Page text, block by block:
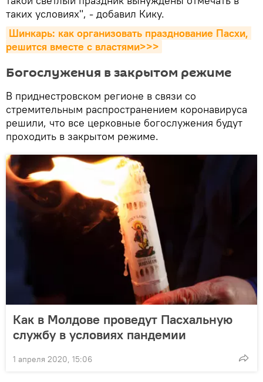
таких условиях", - добавил Кику.
Шинкарь: как организовать празднование Пасхи,
решится вместе с властями>>>
Богослужения в закрытом режиме
В приднестровском регионе в связи со
стремительным распространением коронавируса
решили, что все церковные богослужения будут
проходить в закрытом режиме.
Как в Молдове проведут Пасхальную
службу в условиях пандемии
1 апреля 2020, 15:06